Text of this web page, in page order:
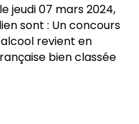
jeudi 07 mars 2024,
sont : Un concours
revient en
bien classée